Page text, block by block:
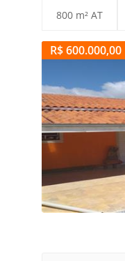
800 m² AT
R$ 600.000,00